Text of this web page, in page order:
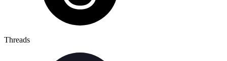
Threads